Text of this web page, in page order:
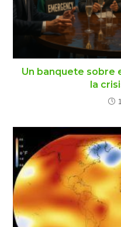
Un banquete sobre
la